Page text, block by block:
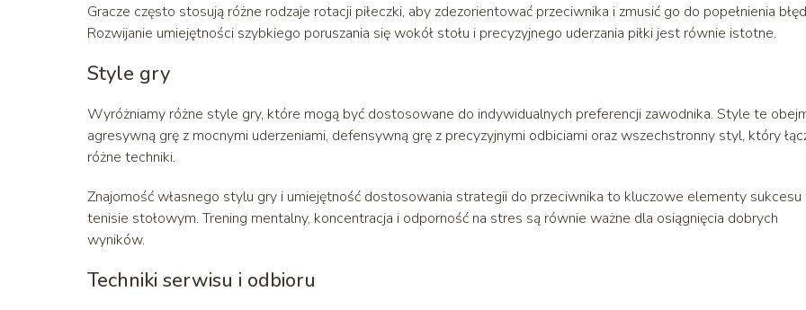
Gracze często stosują różne rodzaje rotacji piłeczki, aby zdezorientować przeciwnika i zmusić go do popełnienia
Rozwijanie umiejętności szybkiego poruszania się wokół stołu i precyzyjnego uderzania piłki jest równie istotne.
Style gry
Wyróżniamy różne style gry, które mogą być dostosowane do indywidualnych preferencji zawodnika. Style te
agresywną grę z mocnymi uderzeniami, defensywną grę z precyzyjnymi odbiciami oraz wszechstronny styl, który
różne techniki.
Znajomość własnego stylu gry i umiejętność dostosowania strategii do przeciwnika to kluczowe elementy
tenisie stołowym. Trening mentalny, koncentracja i odporność na stres są równie ważne dla osiągnięcia dobrych
wyników.
Techniki serwisu i odbioru